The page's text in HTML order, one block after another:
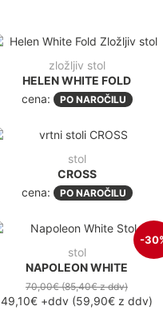
zložljiv stol
HELEN WHITE FOLD
cena:
PO NAROČILU
stol
CROSS
cena:
PO NAROČILU
-
stol
NAPOLEON WHITE
70,00€(85,40€z ddv)
49,10€ +ddv (59,90€ z ddv)